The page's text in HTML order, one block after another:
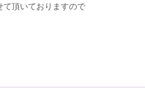
て頂いておりますので